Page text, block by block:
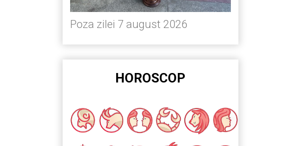
Poza zilei 7 august 2026
HOROSCOP